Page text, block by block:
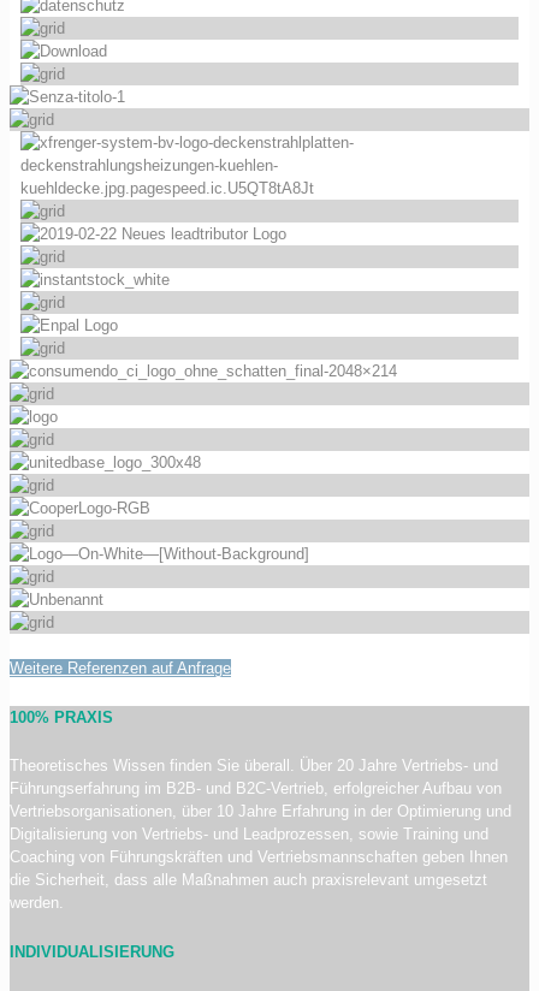
Weitere Referenzen auf Anfrage
100% PRAXIS
Theoretisches Wissen finden Sie überall. Über 20 Jahre Vertriebs- und
Führungserfahrung im B2B- und B2C-Vertrieb, erfolgreicher Aufbau von
Vertriebsorganisationen, über 10 Jahre Erfahrung in der Optimierung und
Digitalisierung von Vertriebs- und Leadprozessen, sowie Training und
Coaching von Führungskräften und Vertriebsmannschaften geben Ihnen
die Sicherheit, dass alle Maßnahmen auch praxisrelevant umgesetzt
werden.
INDIVIDUALISIERUNG